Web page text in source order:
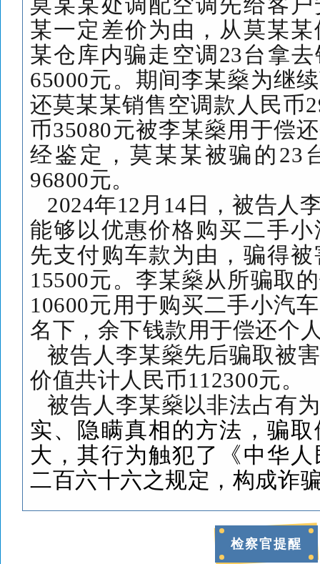
某一定差价为由，从莫某
某仓库内骗走空调 23台拿
65000元。期间李某燊为继
还莫某某销售空调款人民币
币35080元被李某燊用于偿
经鉴定，莫某某被骗的 23
96800元。
2024年12 月 14 日，被告人
能够以优惠价格购买二手
先支付购车款为由，骗得
15500元。李某燊从所骗取
10600元用于购买二手小汽
名下，余下钱款用于偿还个
被告人李某燊先后骗取被
价值共计人民币112300元。
被告人李某燊以非法占有
实、隐瞒真相的方法，骗
大，其行为触犯了《中华
二百六十六之规定， 构成诈
检察官提醒